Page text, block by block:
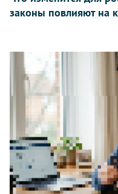
законы повлияют на